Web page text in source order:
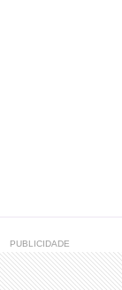
PUBLICIDADE